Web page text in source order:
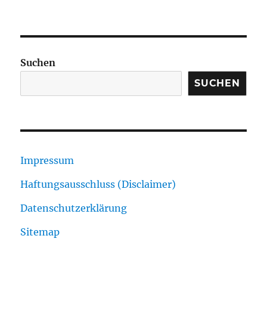
Suchen
SUCHEN
Impressum
Haftungsausschluss (Disclaimer)
Datenschutzerklärung
Sitemap